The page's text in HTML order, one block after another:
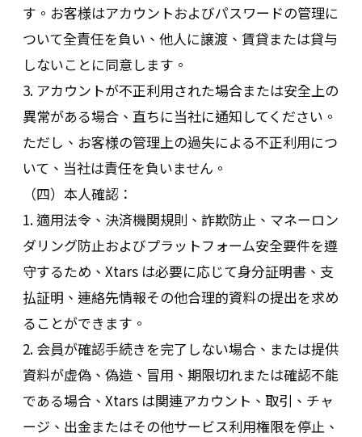
す。お客様はアカウントおよびパスワードの管理に
ついて全責任を負い、他人に譲渡、賃貸または貸与
しないことに同意します。
3. アカウントが不正利用された場合または安全上の
異常がある場合、直ちに当社に通知してください。
ただし、お客様の管理上の過失による不正利用につ
いて、当社は責任を負いません。
（四）本人確認：
1. 適用法令、決済機関規則、詐欺防止、マネーロン
ダリング防止およびプラットフォーム安全要件を遵
守するため、Xtars は必要に応じて身分証明書、支
払証明、連絡先情報その他合理的資料の提出を求め
ることができます。
2. 会員が確認手続きを完了しない場合、または提供
資料が虚偽、偽造、冒用、期限切れまたは確認不能
である場合、Xtars は関連アカウント、取引、チャ
ージ、出金またはその他サービス利用権限を停止、